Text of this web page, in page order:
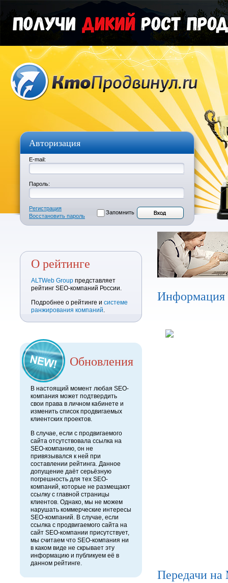
Авторизация
E-mail:
Пароль:
Регистрация
Восстановить пароль
Запомнить
О рейтинге
ALTWeb Group представляет
рейтинг SEO-компаний России.
Подробнее о рейтинге и системе
ранжирования компаний.
Обновления
В настоящий момент любая SEO-
компания может подтвердить
свои права в личном кабинете и
изменить список продвигаемых
клиентских проектов.
В случае, если с продвигаемого
сайта отсутствовала ссылка на
SEO-компанию, он не
привязывался к ней при
составлении рейтинга. Данное
допущение даёт серьёзную
погрешность для тех SEO-
компаний, которые не размещают
ссылку с главной страницы
клиентов. Однако, мы не можем
нарушать коммерческие интересы
SEO-компаний. В случае, если
ссылка с продвигаемого сайта на
сайт SEO-компании присутствует,
мы считаем что SEO-компания ни
в каком виде не скрывает эту
информацию и публикуем её в
данном рейтинге.
Информация
Передачи на